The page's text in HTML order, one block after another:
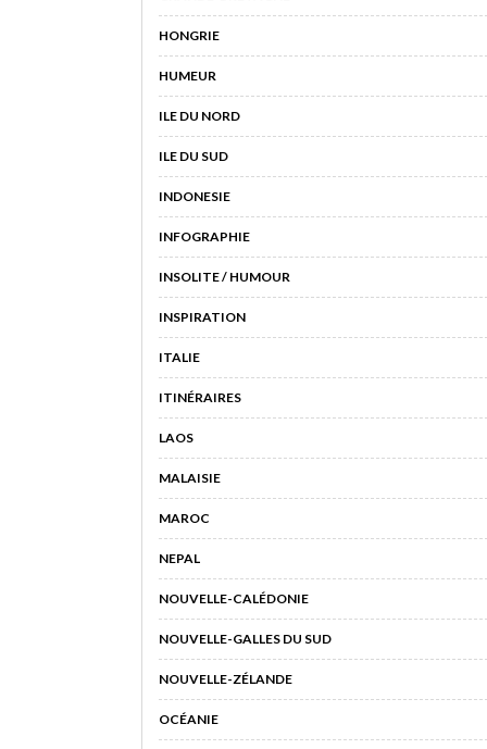
HONGRIE
HUMEUR
ILE DU NORD
ILE DU SUD
INDONESIE
INFOGRAPHIE
INSOLITE / HUMOUR
INSPIRATION
ITALIE
ITINÉRAIRES
LAOS
MALAISIE
MAROC
NEPAL
NOUVELLE-CALÉDONIE
NOUVELLE-GALLES DU SUD
NOUVELLE-ZÉLANDE
OCÉANIE